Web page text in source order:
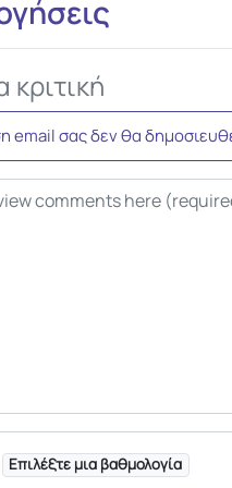
email σας δεν θα
Επιλέξτε μια βαθμολογία